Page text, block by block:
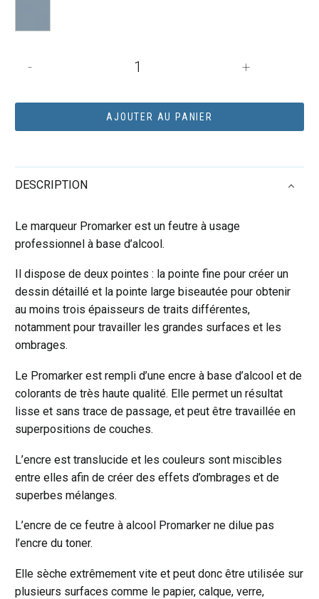
-
Sienne
(O646)
+
AJOUTER AU PANIER
DESCRIPTION
Le marqueur Promarker est un feutre à usage
professionnel à base d’alcool.
Il dispose de deux pointes : la pointe fine pour créer un
dessin détaillé et la pointe large biseautée pour obtenir
au moins trois épaisseurs de traits différentes,
notamment pour travailler les grandes surfaces et les
ombrages.
Le Promarker est rempli d’une encre à base d’alcool et de
colorants de très haute qualité. Elle permet un résultat
lisse et sans trace de passage, et peut être travaillée en
superpositions de couches.
L’encre est translucide et les couleurs sont miscibles
entre elles afin de créer des effets d’ombrages et de
superbes mélanges.
L’encre de ce feutre à alcool Promarker ne dilue pas
l’encre du toner.
Elle sèche extrêmement vite et peut donc être utilisée sur
plusieurs surfaces comme le papier, calque, verre,